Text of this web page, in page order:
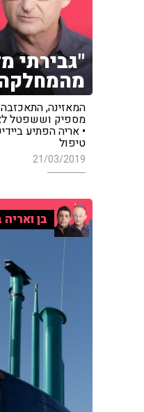
"גבירתי
המאזינה,
מספיק וששפטל
• אריה הפתיע
טיפול
21/03/2019
בן